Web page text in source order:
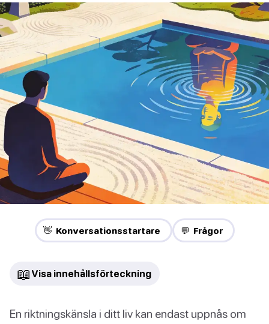
👋 Konversationsstartare 💬 Frågor
📖 Visa innehållsförteckning
En riktningskänsla i ditt liv kan endast uppnås om